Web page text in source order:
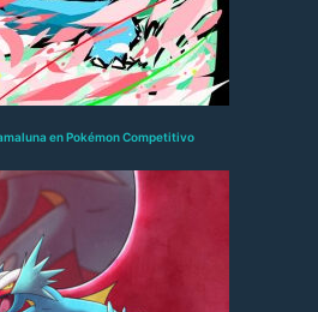
en Pokémon Competitivo